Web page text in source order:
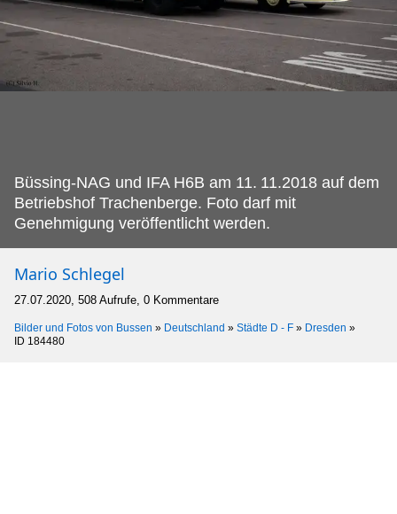
Büssing-NAG und IFA H6B am 11. 11.2018 auf dem
Betriebshof Trachenberge. Foto darf mit
Genehmigung veröffentlicht werden.
Mario Schlegel
27.07.2020, 508 Aufrufe, 0 Kommentare
Bilder und Fotos von Bussen » Deutschland » Städte D - F » Dresden »
ID 184480